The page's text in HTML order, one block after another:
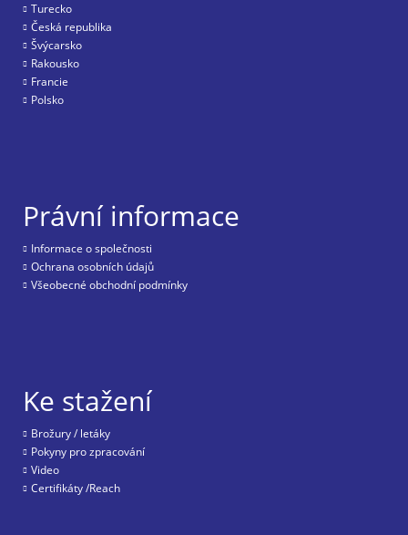
Turecko
Česká republika
Švýcarsko
Rakousko
Francie
Polsko
Právní informace
Informace o společnosti
Ochrana osobních údajů
Všeobecné obchodní podmínky
Ke stažení
Brožury / letáky
Pokyny pro zpracování
Video
Certifikáty /Reach